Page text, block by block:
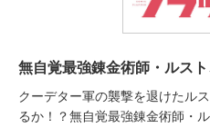
無自覚最強錬金術師・ルス
クーデター軍の襲撃を退けたル
るか！？無自覚最強錬金術師・